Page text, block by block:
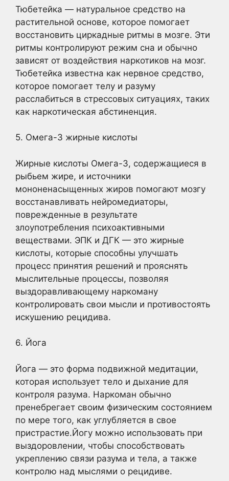
Тюбетейка — натуральное средство на
растительной основе, которое помогает
восстановить циркадные ритмы в мозге. Эти
ритмы контролируют режим сна и обычно
зависят от воздействия наркотиков на мозг.
Тюбетейка известна как нервное средство,
которое помогает телу и разуму
расслабиться в стрессовых ситуациях, таких
как наркотическая абстиненция.
5. Омега-3 жирные кислоты
Жирные кислоты Омега-3, содержащиеся в
рыбьем жире, и источники
мононенасыщенных жиров помогают мозгу
восстанавливать нейромедиаторы,
поврежденные в результате
злоупотребления психоактивными
веществами. ЭПК и ДГК — это жирные
кислоты, которые способны улучшать
процесс принятия решений и прояснять
мыслительные процессы, позволяя
выздоравливающему наркоману
контролировать свои мысли и противостоять
искушению рецидива.
6. Йога
Йога — это форма подвижной медитации,
которая использует тело и дыхание для
контроля разума. Наркоман обычно
пренебрегает своим физическим состоянием
по мере того, как углубляется в свое
пристрастие.Йогу можно использовать при
выздоровлении, чтобы способствовать
укреплению связи разума и тела, а также
контролю над мыслями о рецидиве.